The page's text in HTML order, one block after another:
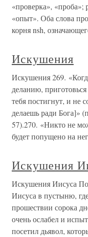
«проверка», «проба»;
«опыт». Оба слова
корня nsh,
Искушения
Искушения 269.
деланию,
тебя постигнут, и не
делаешь ради Бога]»
57).270. «Никто не
будет попущено на
Искушения
Искушения Иисуса
Иисуса в пустыню,
прошествии сорока
очень ослабел и
посетил дьявол,